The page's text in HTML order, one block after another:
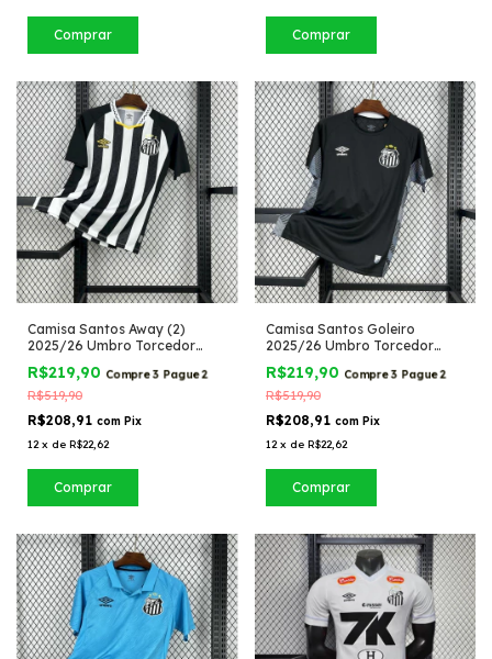
Comprar Comprar
Camisa Santos Away (2)
2025/26 Umbro Torcedor
R$219,90 Compre 3 Pague 2
R$519,90
R$208,91 com Pix
12 x de R$22,62
Comprar
Camisa Santos Goleiro
2025/26 Umbro Torcedor
R$219,90 Compre 3 Pague 2
R$519,90
R$208,91 com Pix
12 x de R$22,62
Comprar